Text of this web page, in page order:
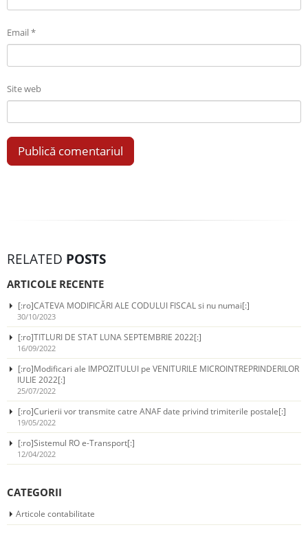
Email*
Site web
RELATED POSTS
ARTICOLE RECENTE
[:ro]CATEVA MODIFICĂRI ALE CODULUI FISCAL si nu numai[:]
30/10/2023
[:ro]TITLURI DE STAT LUNA SEPTEMBRIE 2022[:]
16/09/2022
[:ro]Modificari ale IMPOZITULUI pe VENITURILE MICROINTREPRINDERILOR
IULIE 2022[:]
25/07/2022
[:ro]Curierii vor transmite catre ANAF date privind trimiterile postale[:]
19/05/2022
[:ro]Sistemul RO e-Transport[:]
12/04/2022
CATEGORII
Articole contabilitate